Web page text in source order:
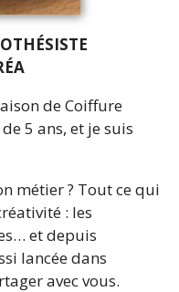
de Coiffure
5 ans, et je suis
métier ? Tout ce qui
: les
et depuis
lancée dans
avec vous.